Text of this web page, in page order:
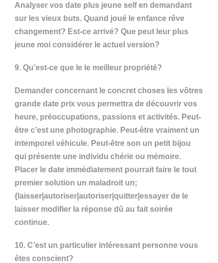
Analyser vos date plus jeune self en demandant
sur les vieux buts. Quand joué le enfance rêve
changement? Est-ce arrivé? Que peut leur plus
jeune moi considérer le actuel version?
9. Qu’est-ce que le le meilleur propriété?
Demander concernant le concret choses les vôtres
grande date prix vous permettra de découvrir vos
heure, préoccupations, passions et activités. Peut-
être c’est une photographie. Peut-être vraiment un
intemporel véhicule. Peut-être son un petit bijou
qui présente une individu chérie ou mémoire.
Placer le date immédiatement pourrait faire le tout
premier solution un maladroit un;
{laisser|autoriser|autoriser|quitter|essayer de le
laisser modifier la réponse dû au fait soirée
continue.
10. C’est un particulier intéressant personne vous
êtes conscient?